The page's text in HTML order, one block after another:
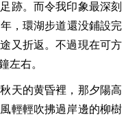
跡。而令我印象最深刻
，環湖步道還没鋪設完
又折返。不過現在可方
左右。
天的黄昏裡，那夕陽高
輕輕吹拂過岸邊的柳樹